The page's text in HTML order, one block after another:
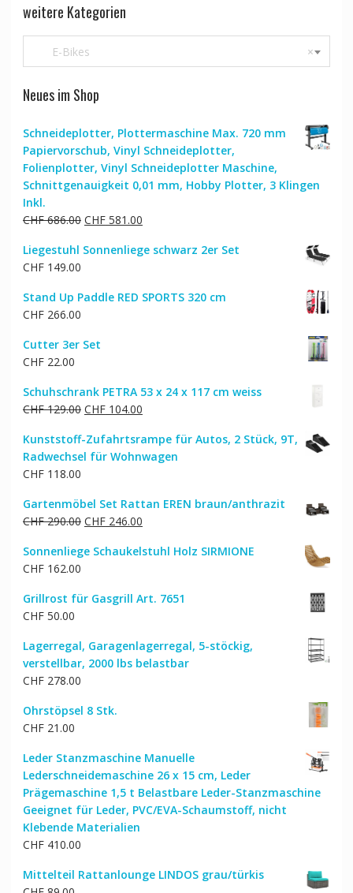
weitere Kategorien
×
E-Bikes
Neues im Shop
Schneideplotter, Plottermaschine Max. 720 mm
Papiervorschub, Vinyl Schneideplotter,
Folienplotter, Vinyl Schneideplotter Maschine,
Schnittgenauigkeit 0,01 mm, Hobby Plotter, 3 Klingen
Inkl.
CHF686.00 Ursprünglicher
war:
CHF581.00Aktueller
ist:
Liegestuhl Sonnenliege schwarz 2er Set
CHF149.00
Stand Up Paddle RED SPORTS 320 cm
CHF266.00
Cutter 3er Set
CHF22.00
Schuhschrank PETRA 53 x 24 x 117 cm weiss
CHF129.00 Ursprünglicher
war:
CHF 129.00
CHF104.00Aktueller
ist:
CHF 104.00.
Kunststoff-Zufahrtsrampe für Autos, 2 Stück, 9T,
Radwechsel für Wohnwagen
CHF118.00
Gartenmöbel Set Rattan EREN braun/anthrazit
CHF290.00 Ursprünglicher
war:
CHF246.00Aktueller
ist:
Sonnenliege Schaukelstuhl Holz SIRMIONE
CHF162.00
Grillrost für Gasgrill Art. 7651
CHF50.00
Lagerregal, Garagenlagerregal, 5-stöckig,
verstellbar, 2000 lbs belastbar
CHF278.00
Ohrstöpsel 8 Stk.
CHF21.00
Leder Stanzmaschine Manuelle
Lederschneidemaschine 26 x 15 cm, Leder
Prägemaschine 1,5 t Belastbare Leder-Stanzmaschine
Geeignet für Leder, PVC/EVA-Schaumstoff, nicht
Klebende Materialien
CHF410.00
Mittelteil Rattanlounge LINDOS grau/türkis